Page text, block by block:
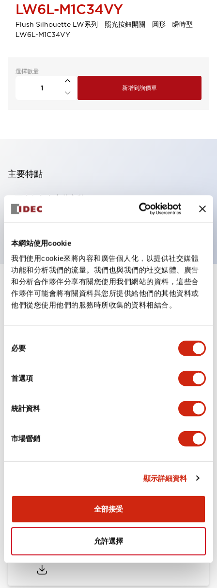
本網站使用cookie
我們使用cookie來將內容和廣告個人化，以提供社交媒體
功能和分析我們的流量。我們也與我們的社交媒體、廣告
和分析合作夥伴分享有關您使用我們網站的資料，這些合
作夥伴可能會將有關資料與您所提供給他們的其他資料或
他們從您使用他們的服務時所收集的資料相結合。
必要
首選項
統計資料
市場營銷
顯示詳細資料
全部接受
允許選擇
LW6L-M1C34VY
Flush Silhouette LW系列 照光按鈕開關 圓形 瞬時型
LW6L-M1C34VY
選擇數量
新增到詢價單
主要特點
可進行集合密著安裝
附鎖選擇開關採用高安全性的彈子鎖結構
規格 顯示全部
審美規範
安裝和安裝規範
認證與標準
Flush Silhouette LW系列 控制元件 (英文版)
2025/09/19.PDF1.23MB